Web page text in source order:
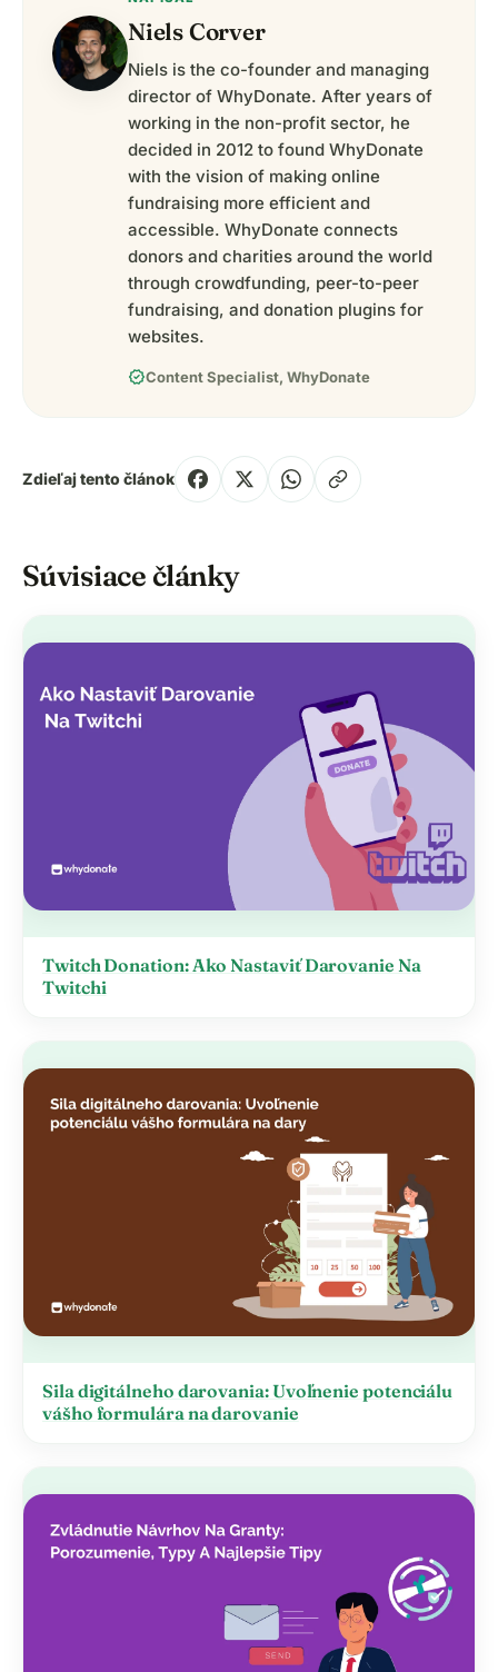
Niels Corver
Niels is the co-founder and managing
director of WhyDonate. After years of
working in the non-profit sector, he
decided in 2012 to found WhyDonate
with the vision of making online
fundraising more efficient and
accessible. WhyDonate connects
donors and charities around the world
through crowdfunding, peer-to-peer
fundraising, and donation plugins for
websites.
verifiedContent Specialist, WhyDonate
Zdieľaj tento článok
Súvisiace články
Twitch Donation: Ako Nastaviť Darovanie Na
Twitchi
Sila digitálneho darovania: Uvoľnenie potenciálu
vášho formulára na darovanie